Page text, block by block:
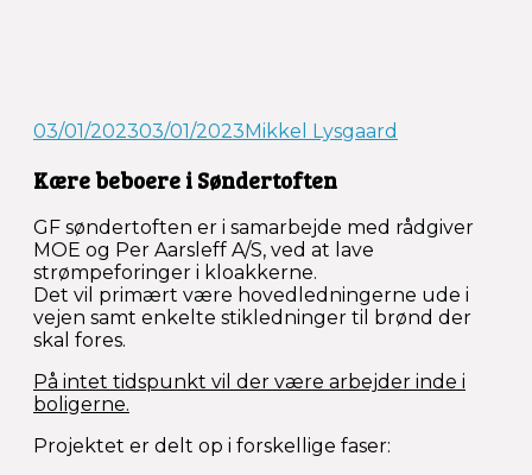
03/01/202303/01/2023Mikkel Lysgaard
Kære beboere i Søndertoften
GF søndertoften er i samarbejde med rådgiver
MOE og Per Aarsleff A/S, ved at lave
strømpeforinger i kloakkerne.
Det vil primært være hovedledningerne ude i
vejen samt enkelte stikledninger til brønd der
skal fores.
På intet tidspunkt vil der være arbejder inde i
boligerne.
Projektet er delt op i forskellige faser: